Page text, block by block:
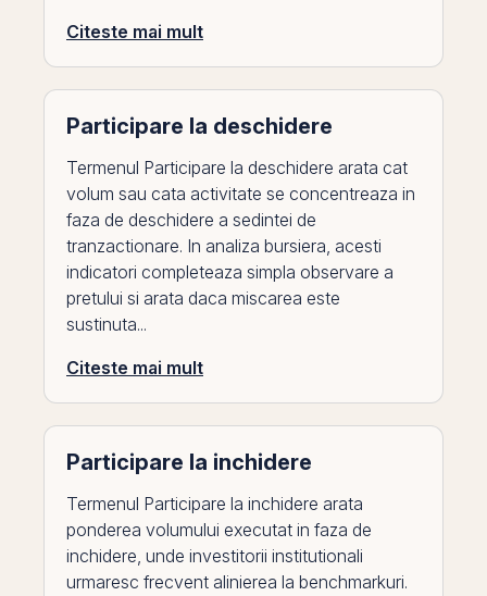
Citeste mai mult
Participare la deschidere
Termenul Participare la deschidere arata cat
volum sau cata activitate se concentreaza in
faza de deschidere a sedintei de
tranzactionare. In analiza bursiera, acesti
indicatori completeaza simpla observare a
pretului si arata daca miscarea este
sustinuta...
Citeste mai mult
Participare la inchidere
Termenul Participare la inchidere arata
ponderea volumului executat in faza de
inchidere, unde investitorii institutionali
urmaresc frecvent alinierea la benchmarkuri.